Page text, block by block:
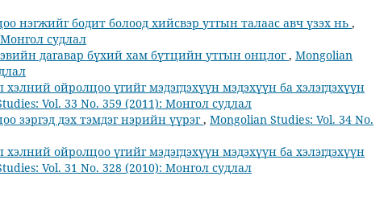
нэгжийг бодит болоод хийсвэр утгын талаас авч үзэх нь ,
судлал
дагавар бүхий хам бүтцийн утгын онцлог, Mongolian
хэлний ойролцоо үгийг мэдэгдэхүүн мэдэхүүн ба хэлэгдэхүүн
Vol. 33 No. 359 (2011): Монгол судлал
зэргэд дэх тэмдэг нэрийн үүрэг, Mongolian Studies: Vol. 34 No.
хэлний ойролцоо үгийг мэдэгдэхүүн мэдэхүүн ба хэлэгдэхүүн
Vol. 31 No. 328 (2010): Монгол судлал